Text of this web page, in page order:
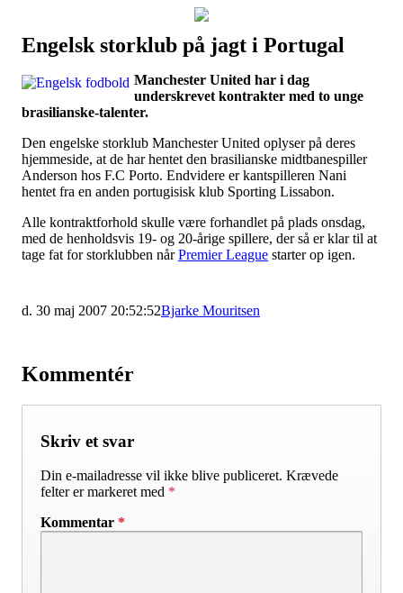
Наши партнеры
лучшие займы
Engelsk storklub på jagt i Portugal
Manchester United har i dag
underskrevet kontrakter med to unge
brasilianske-talenter.
Den engelske storklub Manchester United oplyser på deres
hjemmeside, at de har hentet den brasilianske midtbanespiller
Anderson hos F.C Porto. Endvidere er kantspilleren Nani
hentet fra en anden portugisisk klub Sporting Lissabon.
Alle kontraktforhold skulle være forhandlet på plads onsdag,
med de henholdsvis 19- og 20-årige spillere, der så er klar til at
tage fat for storklubben nårPremier League starter op igen.
d. 30 maj 2007 20:52:52Bjarke Mouritsen
Kommentér
Skriv et svar
Din e-mailadresse vil ikke blive publiceret. Krævede
felter er markeret med *
Kommentar *